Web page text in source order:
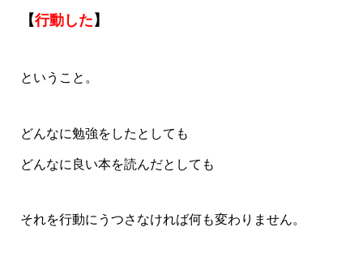
【行動した 】
ということ。
どんなに勉強をしたとしても
どんなに良い本を読んだとしても
それを行動にうつさなければ何も変わりません。